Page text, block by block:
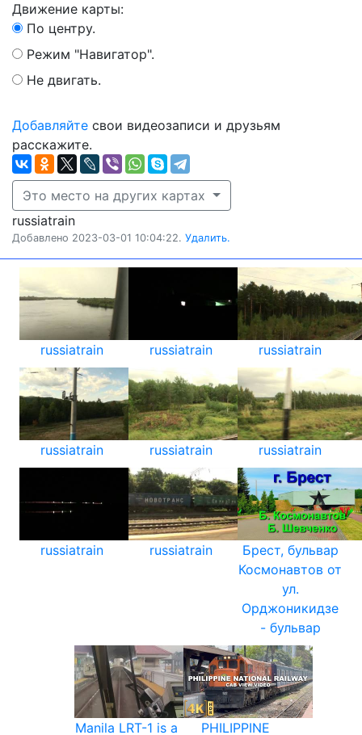
Движение карты:
По центру.
Режим "Навигатор".
Не двигать.
Добавляйте свои видеозаписи и друзьям
расскажите.
Это место на других картах
russiatrain
Добавлено 2023-03-01 10:04:22. Удалить.
russiatrain russiatrain russiatrain
russiatrain russiatrain russiatrain
russiatrain russiatrain
Брест, бульвар
Космонавтов от
ул.
Орджоникидзе
- бульвар
Manila LRT-1 is a PHILIPPINE